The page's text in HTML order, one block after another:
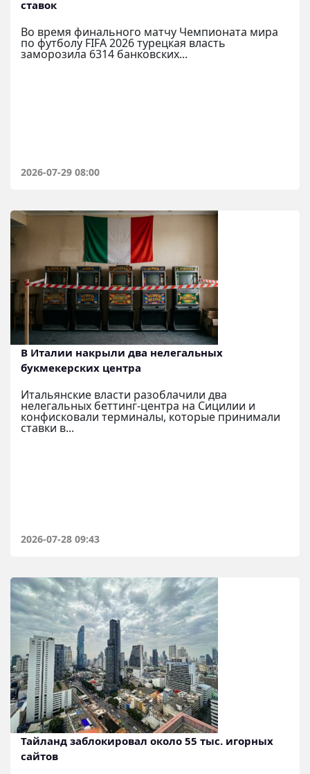
ставок
Во время финального матчу Чемпионата мира
по футболу FIFA 2026 турецкая власть
заморозила 6314 банковских...
2026-07-29 08:00
В Италии накрыли два нелегальных
букмекерских центра
Итальянские власти разоблачили два
нелегальных беттинг-центра на Сицилии и
конфисковали терминалы, которые принимали
ставки в...
2026-07-28 09:43
Тайланд заблокировал около 55 тыс. игорных
сайтов